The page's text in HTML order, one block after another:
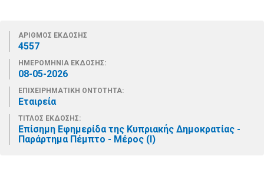
ΑΡΙΘΜΟΣ ΕΚΔΟΣΗΣ
4557
ΗΜΕΡΟΜΗΝΙΑ ΕΚΔΟΣΗΣ:
08-05-2026
ΕΠΙΧΕΙΡΗΜΑΤΙΚΗ ΟΝΤΟΤΗΤΑ:
Εταιρεία
ΤΙΤΛΟΣ ΕΚΔΟΣΗΣ:
Επίσημη Εφημερίδα της Κυπριακής Δημοκρατίας -
Παράρτημα Πέμπτο - Μέρος (Ι)